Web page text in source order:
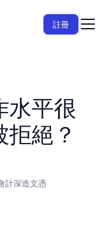
註冊
水平很
絕？
計深造文憑